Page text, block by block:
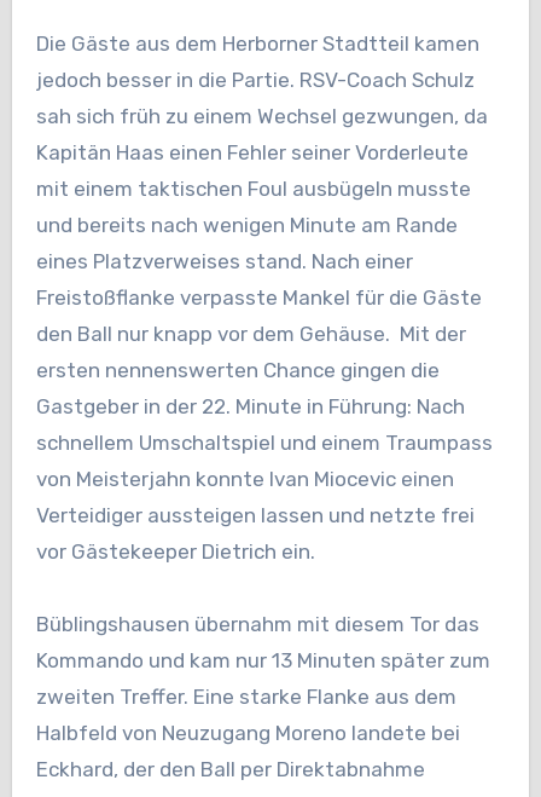
Die Gäste aus dem Herborner Stadtteil kamen
jedoch besser in die Partie. RSV-Coach Schulz
sah sich früh zu einem Wechsel gezwungen, da
Kapitän Haas einen Fehler seiner Vorderleute
mit einem taktischen Foul ausbügeln musste
und bereits nach wenigen Minute am Rande
eines Platzverweises stand. Nach einer
Freistoßflanke verpasste Mankel für die Gäste
den Ball nur knapp vor dem Gehäuse. Mit der
ersten nennenswerten Chance gingen die
Gastgeber in der 22. Minute in Führung: Nach
schnellem Umschaltspiel und einem Traumpass
von Meisterjahn konnte Ivan Miocevic einen
Verteidiger aussteigen lassen und netzte frei
vor Gästekeeper Dietrich ein.
Büblingshausen übernahm mit diesem Tor das
Kommando und kam nur 13 Minuten später zum
zweiten Treffer. Eine starke Flanke aus dem
Halbfeld von Neuzugang Moreno landete bei
Eckhard, der den Ball per Direktabnahme